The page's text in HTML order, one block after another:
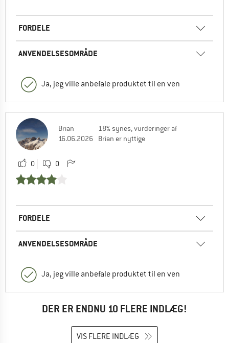
FORDELE
ANVENDELSESOMRÅDE
Ja, jeg ville anbefale produktet til en ven
Brian
16.06.2026
18% synes, vurderinger af
Brian er nyttige
0 0
FORDELE
ANVENDELSESOMRÅDE
Ja, jeg ville anbefale produktet til en ven
DER ER ENDNU 10 FLERE INDLÆG!
VIS FLERE INDLÆG